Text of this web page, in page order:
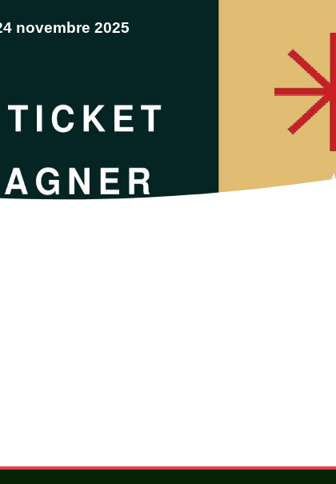
novembre 2025